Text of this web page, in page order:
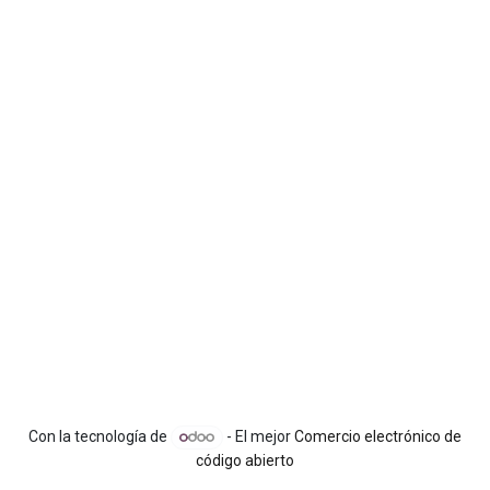
Con la tecnología de - El mejorComercio electrónico de
código abierto